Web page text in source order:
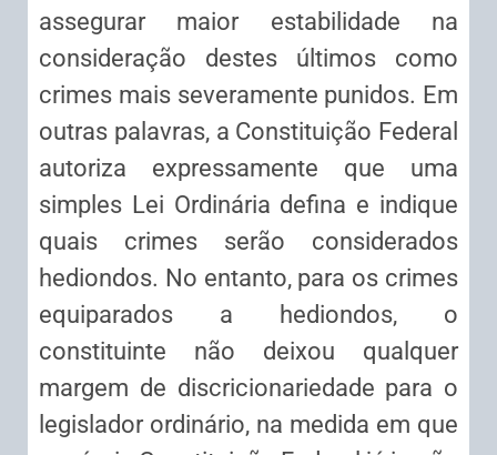
assegurar maior estabilidade na
consideração destes últimos como
crimes mais severamente punidos. Em
outras palavras, a Constituição Federal
autoriza expressamente que uma
simples Lei Ordinária defina e indique
quais crimes serão considerados
hediondos. No entanto, para os crimes
equiparados a hediondos, o
constituinte não deixou qualquer
margem de discricionariedade para o
legislador ordinário, na medida em que